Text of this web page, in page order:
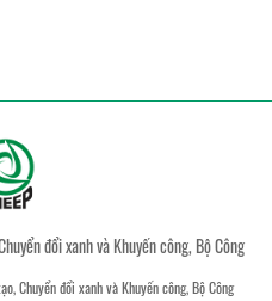
đổi xanh và Khuyến công, Bộ Công
Chuyển đổi xanh và Khuyến công, Bộ Công